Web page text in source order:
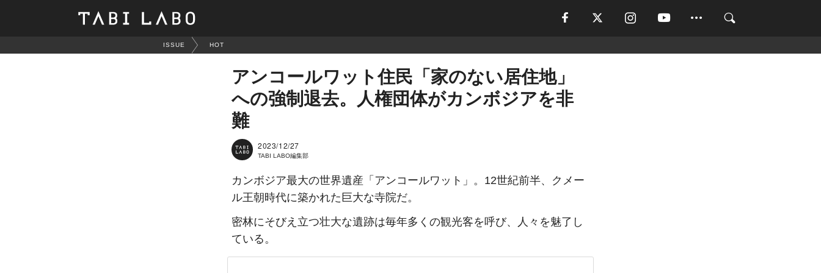
ISSUE HOT
アンコールワット住民「家のない居住地」
への強制退去。人権団体がカンボジアを非
難
2023/12/27
TABI LABO編集部
カンボジア最大の世界遺産「アンコールワット」。12世紀前半、クメー
ル王朝時代に築かれた巨大な寺院だ。
密林にそびえ立つ壮大な遺跡は毎年多くの観光客を呼び、人々を魅了し
ている。